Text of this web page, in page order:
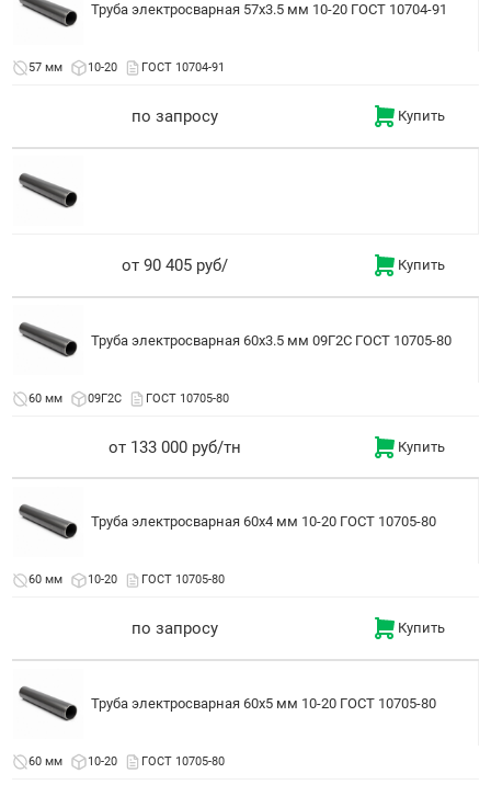
Труба электросварная 57x3.5 мм 10-20 ГОСТ 10704-91
57 мм 10-20 ГОСТ 10704-91
по запросу Купить
от 90 405 руб/ Купить
Труба электросварная 60x3.5 мм 09Г2С ГОСТ 10705-80
60 мм 09Г2С ГОСТ 10705-80
от 133 000 руб/тн Купить
Труба электросварная 60x4 мм 10-20 ГОСТ 10705-80
60 мм 10-20 ГОСТ 10705-80
по запросу Купить
Труба электросварная 60x5 мм 10-20 ГОСТ 10705-80
60 мм 10-20 ГОСТ 10705-80